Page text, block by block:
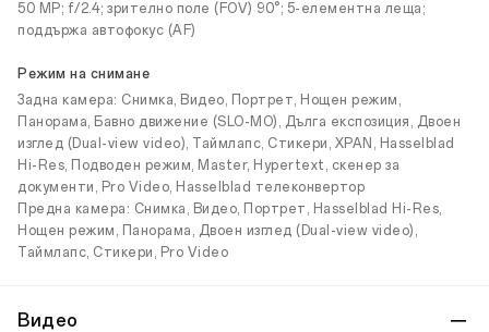
50 MP; f/2.4; зрително поле (FOV) 90°; 5-елементна леща;
поддържа автофокус (AF)
Режим на снимане
Задна камера: Снимка, Видео, Портрет, Нощен режим,
Панорама, Бавно движение (SLO-MO), Дълга експозиция, Двоен
изглед (Dual-view video), Таймлапс, Стикери, XPAN, Hasselblad
Hi-Res, Подводен режим, Master, Hypertext, скенер за
документи, Pro Video, Hasselblad телеконвертор
Предна камера: Снимка, Видео, Портрет, Hasselblad Hi-Res,
Нощен режим, Панорама, Двоен изглед (Dual-view video),
Таймлапс, Стикери, Pro Video
Видео